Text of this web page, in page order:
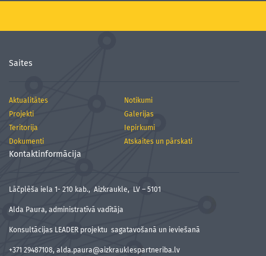
Saites
Aktualitātes
Notikumi
Projekti
Galerijas
Teritorija
Iepirkumi
Dokumenti
Atskaites un pārskati
Kontaktinformācija
Lāčplēša iela 1- 210 kab., Aizkraukle, LV – 5101
Alda Paura, administratīvā vadītāja
Konsultācijas LEADER projektu sagatavošanā un ieviešanā
+371 29487108, alda.paura@aizkrauklespartneriba.lv